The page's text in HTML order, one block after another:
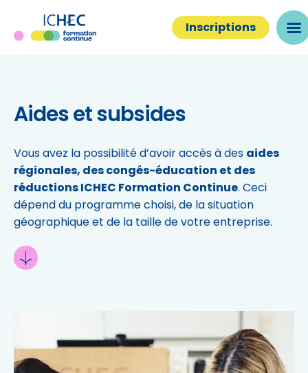
Inscriptions
Aides et subsides
Vous avez la possibilité d’avoir accès à des aides
régionales, des congés-éducation et des
réductions ICHEC Formation Continue. Ceci
dépend du programme choisi, de la situation
géographique et de la taille de votre entreprise.